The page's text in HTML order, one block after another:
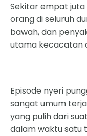
Sekitar empat
orang di seluruh
bawah, dan
utama kecacatan
Episode nyeri
sangat umum
yang pulih dari
dalam waktu satu